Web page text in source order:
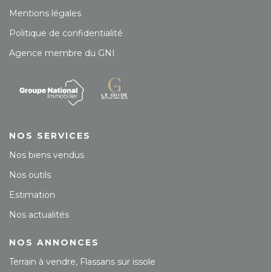
Mentions légales
Politique de confidentialité
Agence membre du GNI
NOS SERVICES
Nos biens vendus
Nos outils
Estimation
Nos actualités
NOS ANNONCES
Terrain à vendre, Flassans sur issole